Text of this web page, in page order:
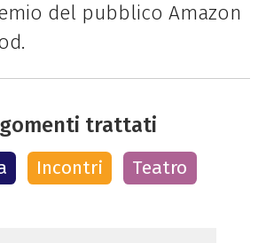
del pubblico Amazon
trattati
Incontri Teatro